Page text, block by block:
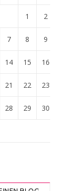
1 2
7 8 9
14 15 16
21 22 23
28 29 30